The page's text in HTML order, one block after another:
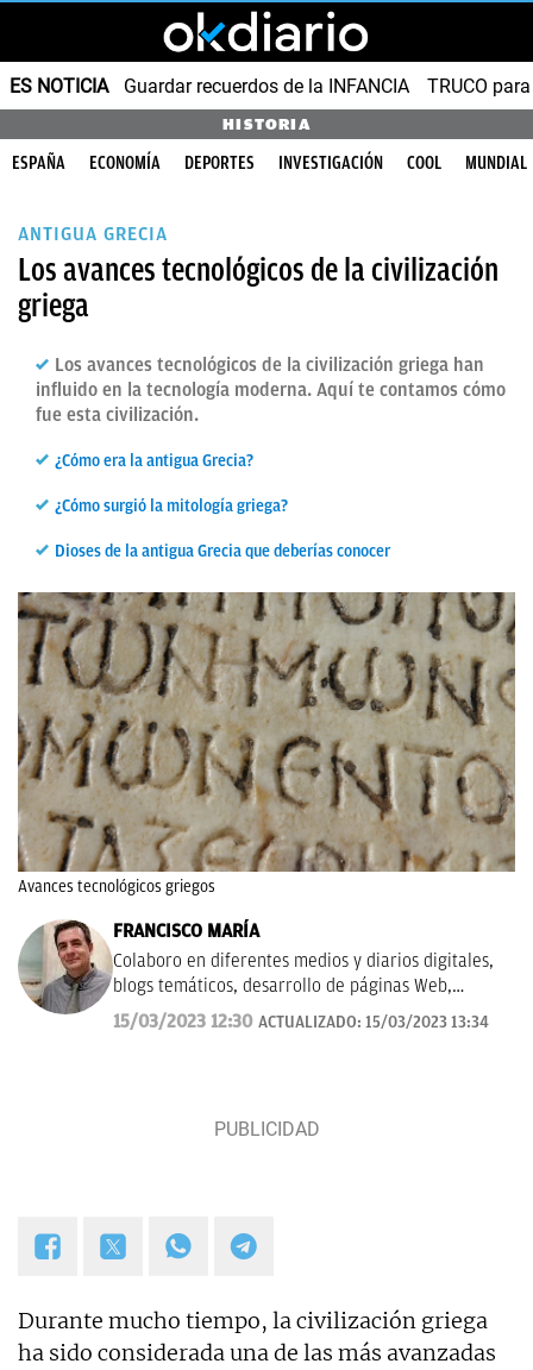
ES NOTICIA Guardar recuerdos de la INFANCIA TRUCO
HISTORIA
ESPAÑA ECONOMÍA DEPORTES INVESTIGACIÓN COOL MUNDIAL
ANTIGUA GRECIA
Los avances tecnológicos de la civilización
griega
Los avances tecnológicos de la civilización griega han
influido en la tecnología moderna. Aquí te contamos cómo
fue esta civilización.
¿Cómo era la antigua Grecia?
¿Cómo surgió la mitología griega?
Dioses de la antigua Grecia que deberías conocer
Avances tecnológicos griegos
FRANCISCO MARÍA
Colaboro en diferentes medios y diarios digitales,
blogs temáticos, desarrollo de páginas Web,
redacción de guías y manuales didácticos, textos
promocionales, campañas publicitarias y de
bien documentado y revisado, así como a la
15/03/2023 12:30 ACTUALIZADO: 15/03/2023 13:34
Durante mucho tiempo, la civilización griega
ha sido considerada una de las más avanzadas